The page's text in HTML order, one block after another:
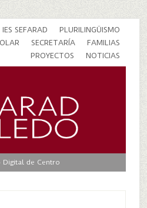
IES SEFARAD
PLURILINGÜISMO
SECRETARÍA
FAMILIAS
PROYECTOS
NOTICIAS
Digital de Centro